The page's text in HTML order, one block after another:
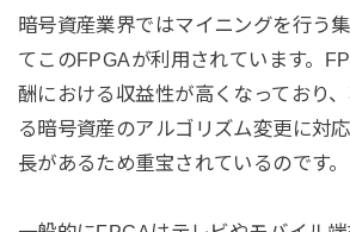
暗号資産業界ではマイニングを行う
てこのFPGAが利用されています。
酬における収益性が高くなっており
る暗号資産のアルゴリズム変更に対
長があるため重宝されているのです。